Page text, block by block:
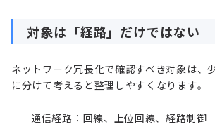
対象は「経路」だけではない
ネットワーク冗長化で確認すべき対象は、
に分けて考えると整理しやすくなります。
通信経路：回線、上位回線、経路制御